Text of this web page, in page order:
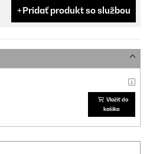
Pridať produkt so službou
Vložiť do
košíka